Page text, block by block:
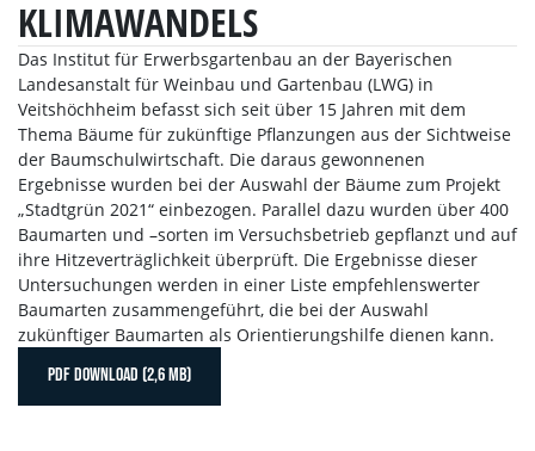
KLIMAWANDELS
Das Institut für Erwerbsgartenbau an der Bayerischen
Landesanstalt für Weinbau und Gartenbau (LWG) in
Veitshöchheim befasst sich seit über 15 Jahren mit dem
Thema Bäume für zukünftige Pflanzungen aus der Sichtweise
der Baumschulwirtschaft. Die daraus gewonnenen
Ergebnisse wurden bei der Auswahl der Bäume zum Projekt
„Stadtgrün 2021“ einbezogen. Parallel dazu wurden über 400
Baumarten und –sorten im Versuchsbetrieb gepflanzt und auf
ihre Hitzeverträglichkeit überprüft. Die Ergebnisse dieser
Untersuchungen werden in einer Liste empfehlenswerter
Baumarten zusammengeführt, die bei der Auswahl
zukünftiger Baumarten als Orientierungshilfe dienen kann.
PDF DOWNLOAD (2,6 MB)